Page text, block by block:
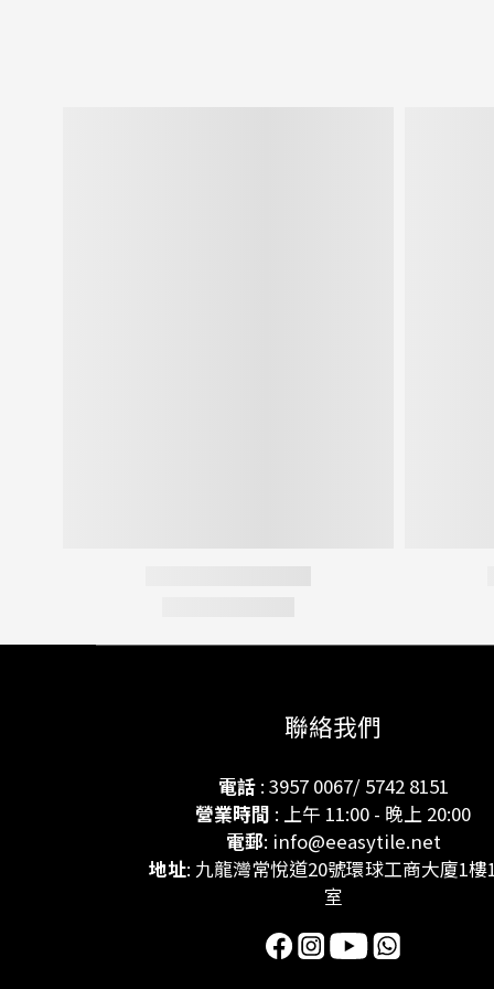
聯絡我們
電話: 3957 0067/ 5742 8151
營業時間 : 上午 11:00 - 晚上 20:00
電郵: info@eeasytile.net
地址: 九龍灣常悅道20號環球工商大廈1樓
室